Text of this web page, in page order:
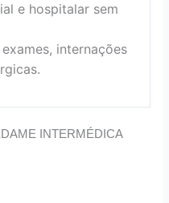
e hospitalar sem
internações
INTERMÉDICA